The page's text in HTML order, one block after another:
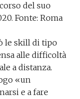
del suo
Fonte: Roma
le skill di tipo
alle difficoltà
a distanza.
«un
e a fare